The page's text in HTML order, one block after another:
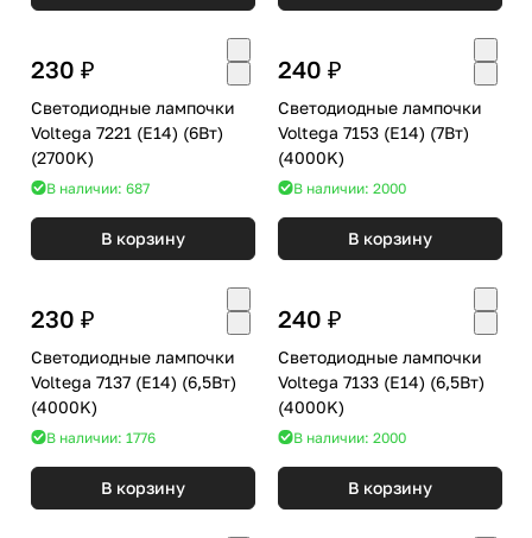
230 ₽
Светодиодные лампочки
Voltega 7221 (E14) (6Вт)
(2700K)
В наличии: 687
В корзину
240 ₽
Светодиодные лампочки
Voltega 7153 (E14) (7Вт)
(4000K)
В наличии: 2000
В корзину
230 ₽
Светодиодные лампочки
Voltega 7137 (E14) (6,5Вт)
(4000K)
В наличии: 1776
В корзину
240 ₽
Светодиодные лампочки
Voltega 7133 (E14) (6,5Вт)
(4000K)
В наличии: 2000
В корзину